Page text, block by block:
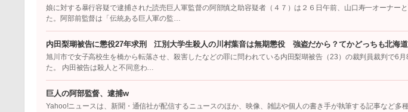
娘に対する暴行容疑で逮捕された読売巨人軍監督の阿部慎之助容疑者（４７）は２６日午前、山口寿一オーナー
た。阿部前監督は「伝統ある巨人軍の監…
内田梨瑚被告に懲役27年求刑 江別大学生殺人の川村葉音は無期懲役 強盗だから？てかどっちも北海道
旭川市で女子高校生を橋から転落させ、殺害したなどの罪に問われている内田梨瑚被告（23）の裁判員裁判で6
た。 内田被告は殺人と不同意わ…
巨人の阿部監督、逮捕w
Yahoo!ニュースは、新聞・通信社が配信するニュースのほか、映像、雑誌や個人の書き手が執筆する記事など